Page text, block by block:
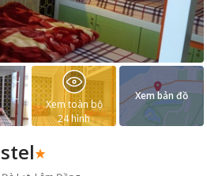
Xem toàn bộ
24hình
Xem bản đồ